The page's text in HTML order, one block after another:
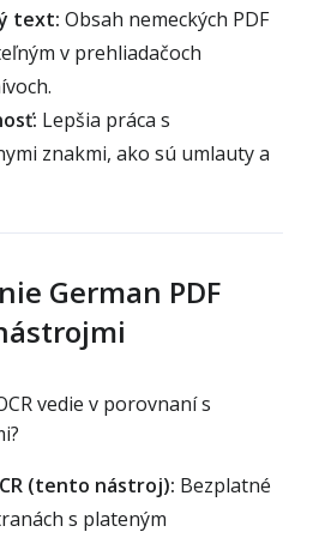
text: Obsah nemeckých PDF
v prehliadačoch
Lepšia práca s
znakmi, ako sú umlauty a
German PDF
vedie v porovnaní s
(tento nástroj): Bezplatné
s plateným